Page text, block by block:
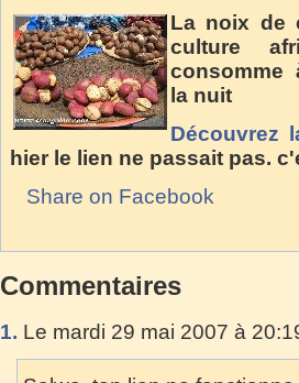
La noix
culture
consomme
la nuit
Découvrez
hier le lien ne passait pas.
Share on Facebook
Commentaires
1. Le mardi 29 mai 2007 à